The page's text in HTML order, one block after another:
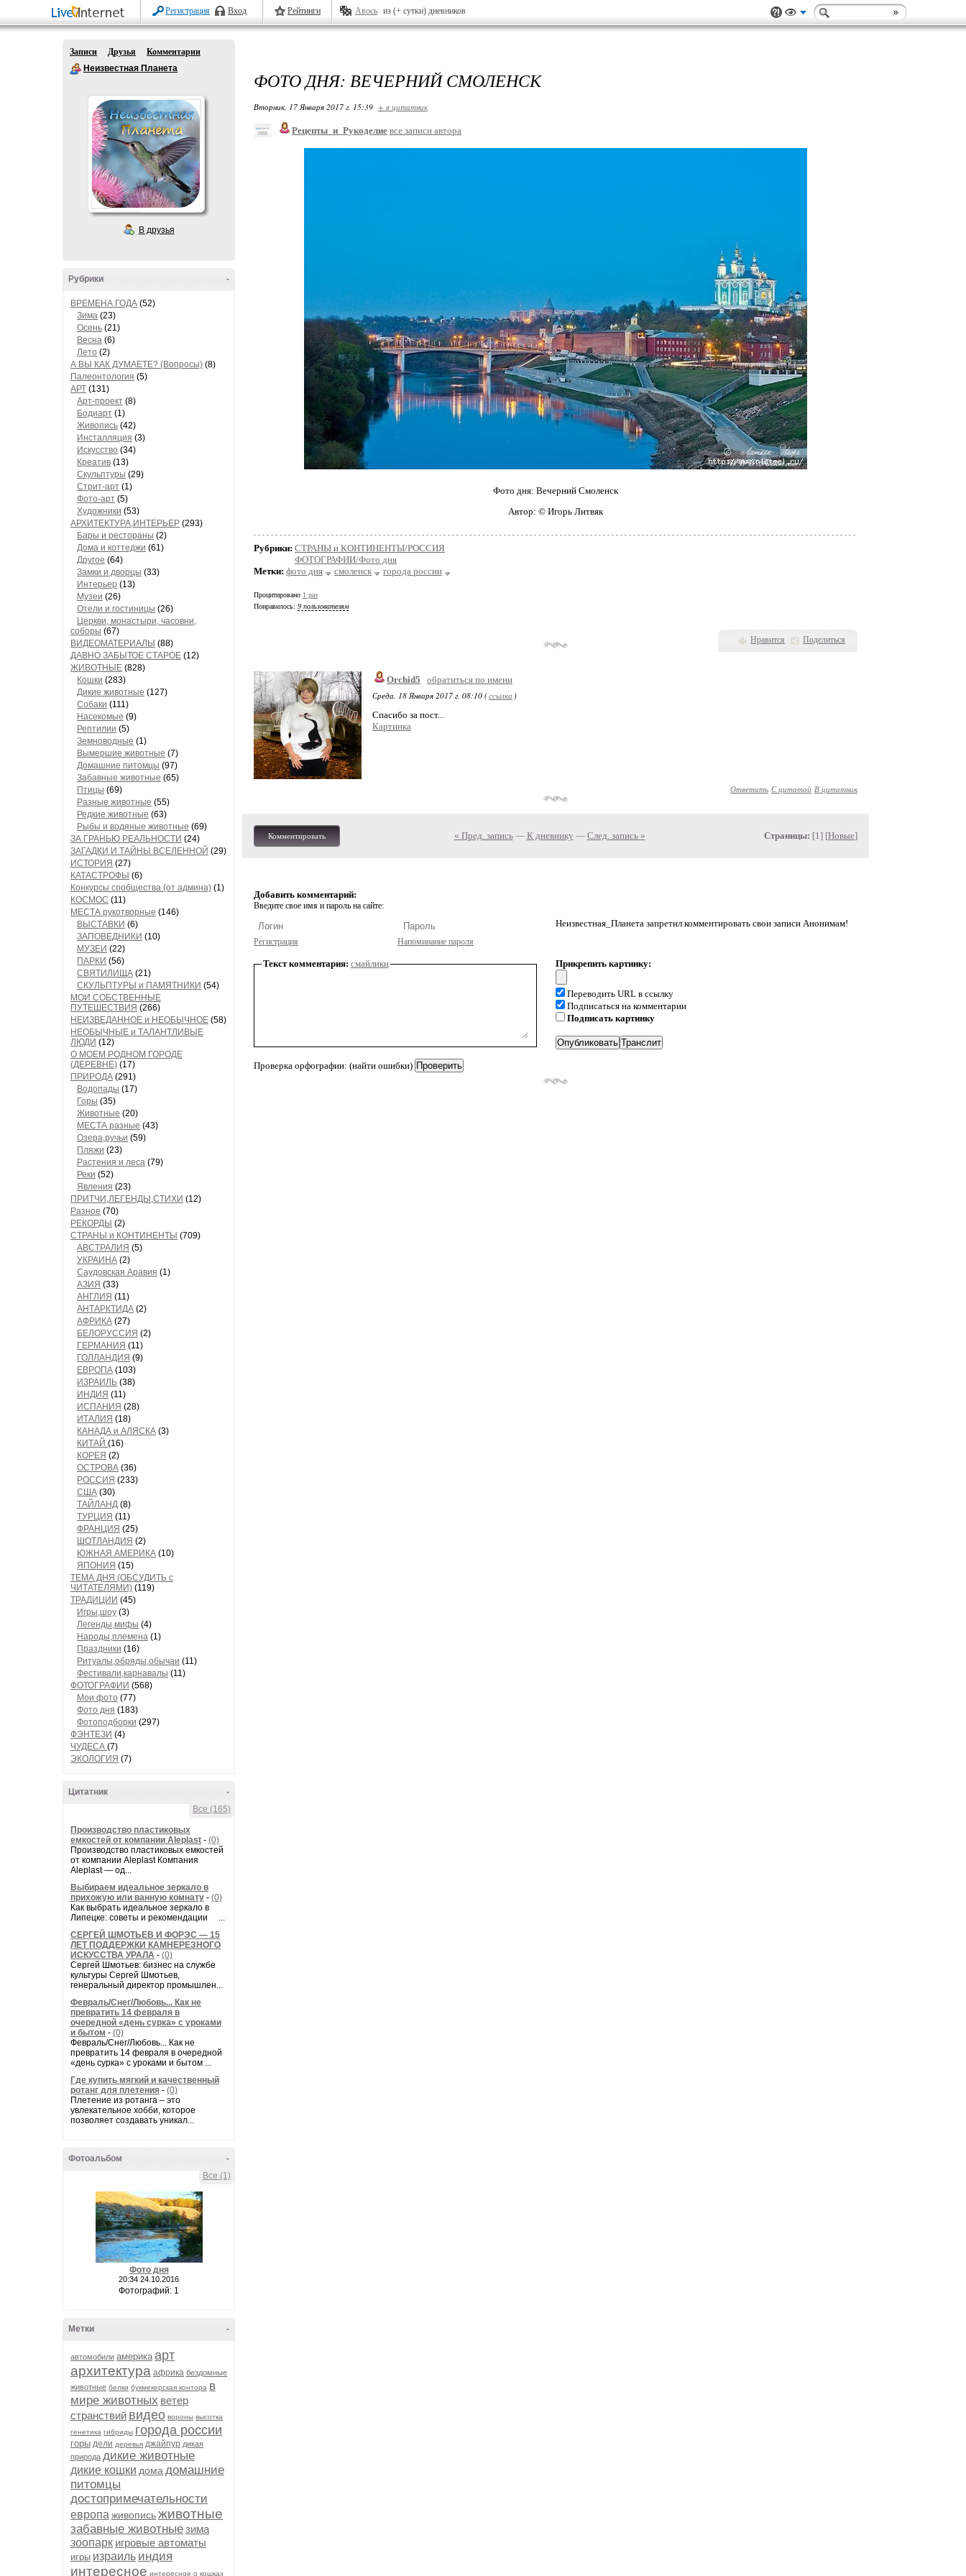
Регистрация Вход Рейтинги Авось из (+ сутки) дневников
Записи Друзья
Комментарии
Неизвестная Планета
В друзья
-
Рубрики
ВРЕМЕНА ГОДА (52)
Зима (23)
Осень (21)
Весна (6)
Лето (2)
А ВЫ КАК ДУМАЕТЕ? (Вопросы) (8)
Палеонтология (5)
АРТ (131)
Арт-проект (8)
Бодиарт (1)
Живопись (42)
Инсталляция (3)
Искусство (34)
Креатив (13)
Скульптуры (29)
Стрит-арт (1)
Фото-арт (5)
Художники (53)
АРХИТЕКТУРА,ИНТЕРЬЕР (293)
Бары и рестораны (2)
Дома и коттеджи (61)
Другое (64)
Замки и дворцы (33)
Интерьер (13)
Музеи (26)
Отели и гостиницы (26)
Церкви, монастыри, часовни,
соборы (67)
ВИДЕОМАТЕРИАЛЫ (88)
ДАВНО ЗАБЫТОЕ СТАРОЕ (12)
ЖИВОТНЫЕ (828)
Кошки (283)
Дикие животные (127)
Собаки (111)
Насекомые (9)
Рептилии (5)
Земноводные (1)
Вымершие животные (7)
Домашние питомцы (97)
Забавные животные (65)
Птицы (69)
Разные животные (55)
Редкие животные (63)
Рыбы и водяные животные (69)
ЗА ГРАНЬЮ РЕАЛЬНОСТИ (24)
ЗАГАДКИ И ТАЙНЫ ВСЕЛЕННОЙ (29)
ИСТОРИЯ (27)
КАТАСТРОФЫ (6)
Конкурсы сообщества (от админа) (1)
КОСМОС (11)
МЕСТА рукотворные (146)
ВЫСТАВКИ (6)
ЗАПОВЕДНИКИ (10)
МУЗЕИ (22)
ПАРКИ (56)
СВЯТИЛИЩА (21)
СКУЛЬПТУРЫ и ПАМЯТНИКИ (54)
МОИ СОБСТВЕННЫЕ
ПУТЕШЕСТВИЯ (266)
НЕИЗВЕДАННОЕ и НЕОБЫЧНОЕ (58)
НЕОБЫЧНЫЕ и ТАЛАНТЛИВЫЕ
ЛЮДИ (12)
О МОЕМ РОДНОМ ГОРОДЕ
(ДЕРЕВНЕ) (17)
ПРИРОДА (291)
Водопады (17)
Горы (35)
Животные (20)
МЕСТА разные (43)
Озера,ручьи (59)
Пляжи (23)
Растения и леса (79)
Реки (52)
Явления (23)
ПРИТЧИ,ЛЕГЕНДЫ,СТИХИ (12)
Разное (70)
РЕКОРДЫ (2)
СТРАНЫ и КОНТИНЕНТЫ (709)
АВСТРАЛИЯ (5)
УКРАИНА (2)
Саудовская Аравия (1)
АЗИЯ (33)
АНГЛИЯ (11)
АНТАРКТИДА (2)
АФРИКА (27)
БЕЛОРУССИЯ (2)
ГЕРМАНИЯ (11)
ГОЛЛАНДИЯ (9)
ЕВРОПА (103)
ИЗРАИЛЬ (38)
ИНДИЯ (11)
ИСПАНИЯ (28)
ИТАЛИЯ (18)
КАНАДА и АЛЯСКА (3)
КИТАЙ (16)
КОРЕЯ (2)
ОСТРОВА (36)
РОССИЯ (233)
США (30)
ТАЙЛАНД (8)
ТУРЦИЯ (11)
ФРАНЦИЯ (25)
ШОТЛАНДИЯ (2)
ЮЖНАЯ АМЕРИКА (10)
ЯПОНИЯ (15)
ТЕМА ДНЯ (ОБСУДИТЬ с
ЧИТАТЕЛЯМИ) (119)
ТРАДИЦИИ (45)
Игры,шоу (3)
Легенды,мифы (4)
Народы,племена (1)
Праздники (16)
Ритуалы,обряды,обычаи (11)
Фестивали,карнавалы (11)
ФОТОГРАФИИ (568)
Мои фото (77)
Фото дня (183)
Фотоподборки (297)
ФЭНТЕЗИ (4)
ЧУДЕСА (7)
ЭКОЛОГИЯ (7)
-
Цитатник
Все (165)
Производство пластиковых
емкостей от компании Aleplast - (0)
Производство пластиковых емкостей
от компании Aleplast Компания
Aleplast — од...
Выбираем идеальное зеркало в
прихожую или ванную комнату - (0)
Как выбрать идеальное зеркало в
Липецке: советы и рекомендации ...
СЕРГЕЙ ШМОТЬЕВ И ФОРЭС — 15
ЛЕТ ПОДДЕРЖКИ КАМНЕРЕЗНОГО
ИСКУССТВА УРАЛА - (0)
Сергей Шмотьев: бизнес на службе
культуры Сергей Шмотьев,
генеральный директор промышлен...
Февраль/Снег/Любовь... Как не
превратить 14 февраля в
очередной «день сурка» с уроками
и бытом - (0)
Февраль/Снег/Любовь... Как не
превратить 14 февраля в очередной
«день сурка» с уроками и бытом ...
Где купить мягкий и качественный
ротанг для плетения - (0)
Плетение из ротанга – это
увлекательное хобби, которое
позволяет создавать уникал...
-
Фотоальбом
Все (1)
Фото дня
20:34 24.10.2016
Фотографий: 1
-
Метки
автомобили америка арт
архитектура африка бездомные
животные белки букмекерская контора в
мире животных ветер
странствий видео вороны высотка
генетика гибриды города россии
горы дели деревья джайпур дикая
природа дикие животные
дикие кошки дома домашние
питомцы
достопримечательности
европа живописьживотные
забавные животныезима
зоопарк игровые автоматы
игры израиль индия
интересное интересное о кошках
ФОТО ДНЯ: ВЕЧЕРНИЙ СМОЛЕНСК
Вторник, 17 Января 2017 г. 15:39 + в цитатник
Рецепты_и_Рукоделие все записи автора
Фото дня: Вечерний Смоленск
Автор: © Игорь Литвяк
Рубрики: СТРАНЫ и КОНТИНЕНТЫ/РОССИЯ
ФОТОГРАФИИ/Фото дня
Метки: фото дня смоленск города россии
Процитировано 1 раз
Понравилось: 9 пользователям
Нравится Поделиться
Orchid5
обратиться по имени
Среда, 18 Января 2017 г. 08:10 (ссылка )
Спасибо за пост...
Картинка
Ответить С цитатой В цитатник
Комментировать « Пред. запись— К дневнику — След. запись » Страницы: [1] [Новые]
Добавить комментарий:
Введите свое имя и пароль на сайте:
Регистрация Напоминание пароля
Неизвестная_Планета запретил комментировать свои записи Анонимам!
Текст комментария: смайлики
Проверка орфографии: (найти ошибки)
Прикрепить картинку:
Переводить URL в ссылку
Подписаться на комментарии
Подписать картинку